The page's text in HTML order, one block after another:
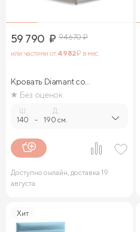
59 790 ₽ 94 670₽
или частями от 4 982₽ в мес.
Кровать Diamant со
стразами
Без оценок
140 -
Д.
190 см.
Доступно онлайн, доставка 19
августа
Хит